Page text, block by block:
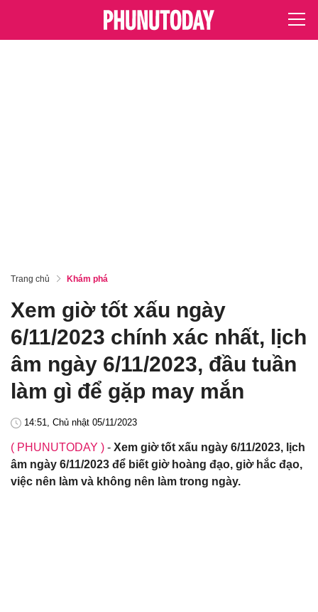
Trang chủ Khám phá
Xem giờ tốt xấu ngày
6/11/2023 chính xác nhất, lịch
âm ngày 6/11/2023, đầu tuần
làm gì để gặp may mắn
14:51, Chủ nhật 05/11/2023
( PHUNUTODAY ) - Xem giờ tốt xấu ngày 6/11/2023, lịch
âm ngày 6/11/2023 để biết giờ hoàng đạo, giờ hắc đạo,
việc nên làm và không nên làm trong ngày.